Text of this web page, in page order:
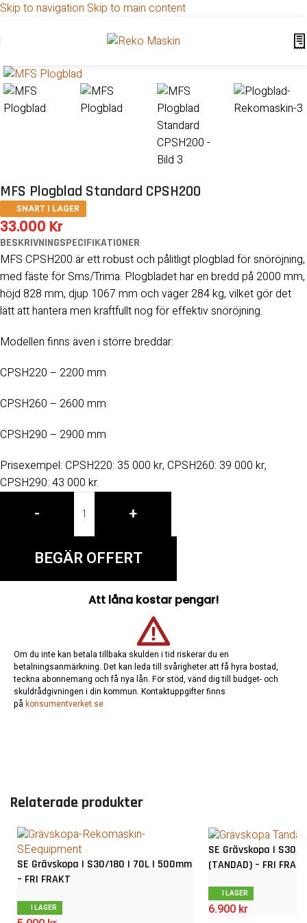
Skip to navigation Skip to main content
ALLA PRISER AVSER EXKL.MOMS
MFS Plogblad Standard CPSH200
SNART I LAGER
33.000 Kr
BESKRIVNINGSPECIFIKATIONER
MFS CPSH200 är ett robust och pålitligt plogblad för snöröjning,
med fäste för Sms/Trima. Plogbladet har en bredd på 2000 mm,
höjd 828 mm, djup 1067 mm och väger 284 kg, vilket gör det
lätt att hantera men kraftfullt nog för effektiv snöröjning.
Modellen finns även i större breddar:
CPSH220 – 2200 mm
CPSH260 – 2600 mm
CPSH290 – 2900 mm
Prisexempel: CPSH220: 35 000 kr, CPSH260: 39 000 kr,
CPSH290: 43 000 kr.
- +
BEGÄR OFFERT
Att låna kostar pengar!
Om du inte kan betala tillbaka skulden i tid riskerar du en
betalningsanmärkning. Det kan leda till svårigheter att få hyra bostad,
teckna abonnemang och få nya lån. För stöd, vänd dig till budget- och
skuldrådgivningen i din kommun. Kontaktuppgifter finns
på konsumentverket.se
Relaterade produkter
SE Grävskopa | S30/180 | 70L | 500mm
– FRI FRAKT
I LAGER
SE Grävskopa | S30/
(TANDAD) – FRI
I LAGER
6.900 kr